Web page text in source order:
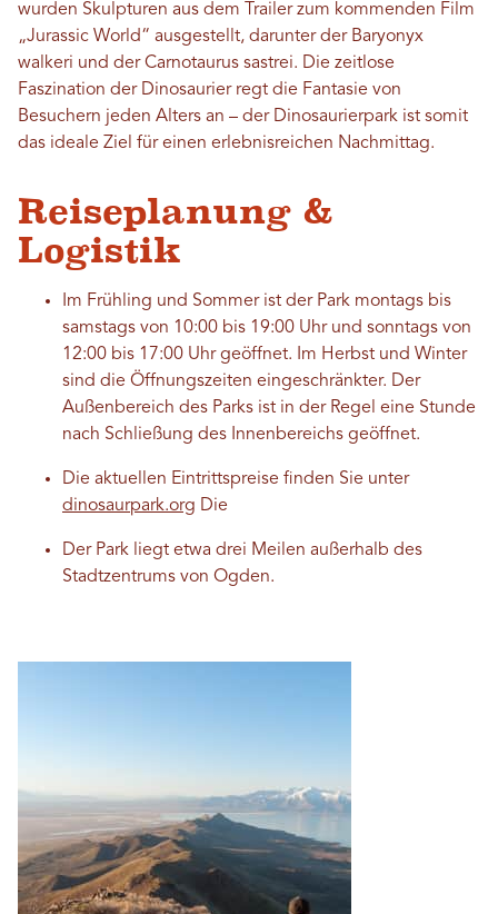
wurden Skulpturen aus dem Trailer zum kommenden Film
„Jurassic World“ ausgestellt, darunter der Baryonyx
walkeri und der Carnotaurus sastrei. Die zeitlose
Faszination der Dinosaurier regt die Fantasie von
Besuchern jeden Alters an – der Dinosaurierpark ist somit
das ideale Ziel für einen erlebnisreichen Nachmittag.
Reiseplanung &
Logistik
Im Frühling und Sommer ist der Park montags bis
samstags von 10:00 bis 19:00 Uhr und sonntags von
12:00 bis 17:00 Uhr geöffnet. Im Herbst und Winter
sind die Öffnungszeiten eingeschränkter. Der
Außenbereich des Parks ist in der Regel eine Stunde
nach Schließung des Innenbereichs geöffnet.
Die aktuellen Eintrittspreise finden Sie unter
dinosaurpark.org Die
Der Park liegt etwa drei Meilen außerhalb des
Stadtzentrums von Ogden.